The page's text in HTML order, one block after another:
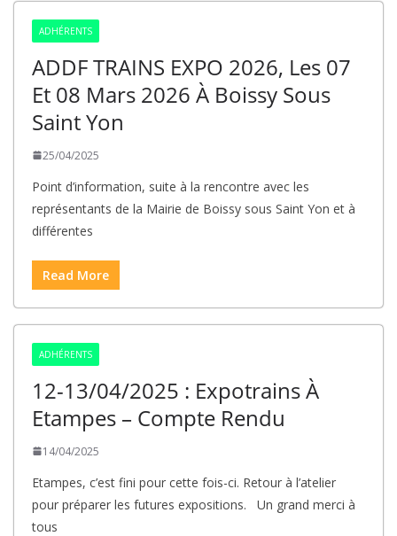
ADHÉRENTS
ADDF TRAINS EXPO 2026, Les 07
Et 08 Mars 2026 À Boissy Sous
Saint Yon
25/04/2025
Point d’information, suite à la rencontre avec les
représentants de la Mairie de Boissy sous Saint Yon et à
différentes
Read More
ADHÉRENTS
12-13/04/2025 : Expotrains À
Etampes – Compte Rendu
14/04/2025
Etampes, c’est fini pour cette fois-ci. Retour à l’atelier
pour préparer les futures expositions. Un grand merci à
tous